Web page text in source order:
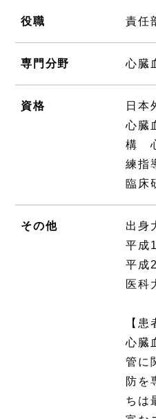
役職 責任
専門分野 心臓
資格
日本
心臓
構
練指
臨床
その他
出身
平成
平成
医科
【
心臓
管に
防を
ちは